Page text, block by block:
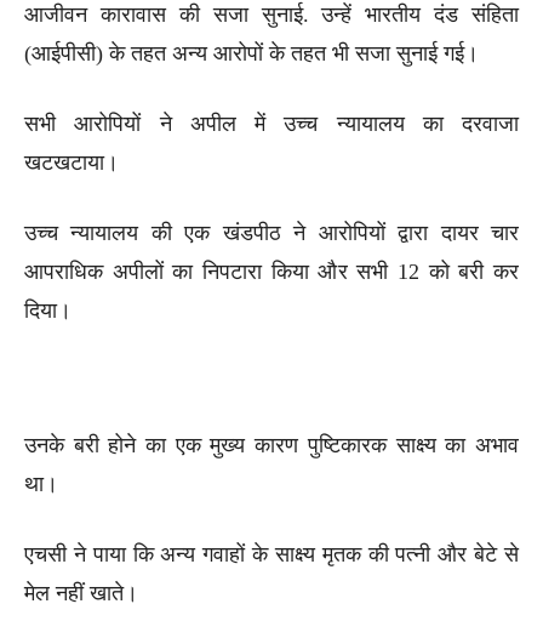
आजीवन कारावास की सजा सुनाई. उन्हें भारतीय दंड संहिता
(आईपीसी) के तहत अन्य आरोपों के तहत भी सजा सुनाई गई।
सभी आरोपियों ने अपील में उच्च न्यायालय का दरवाजा
खटखटाया।
उच्च न्यायालय की एक खंडपीठ ने आरोपियों द्वारा दायर चार
आपराधिक अपीलों का निपटारा किया और सभी 12 को बरी कर
दिया।
उनके बरी होने का एक मुख्य कारण पुष्टिकारक साक्ष्य का अभाव
था।
एचसी ने पाया कि अन्य गवाहों के साक्ष्य मृतक की पत्नी और बेटे से
मेल नहीं खाते।